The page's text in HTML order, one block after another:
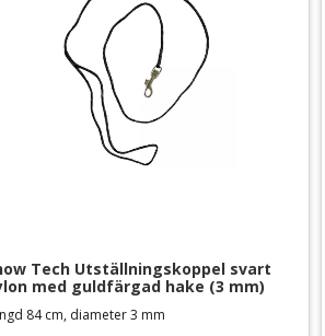
Tech Utställningskoppel svart
med guldfärgad hake (3 mm)
84 cm, diameter 3 mm